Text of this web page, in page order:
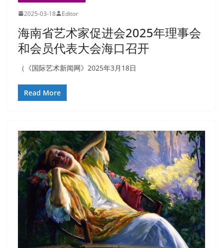
2025-03-18 Editor
海南省艺术家促进会2025年理事会
和会员代表大会海口召开
（《国际艺术新闻网》2025年3月18日
Read More